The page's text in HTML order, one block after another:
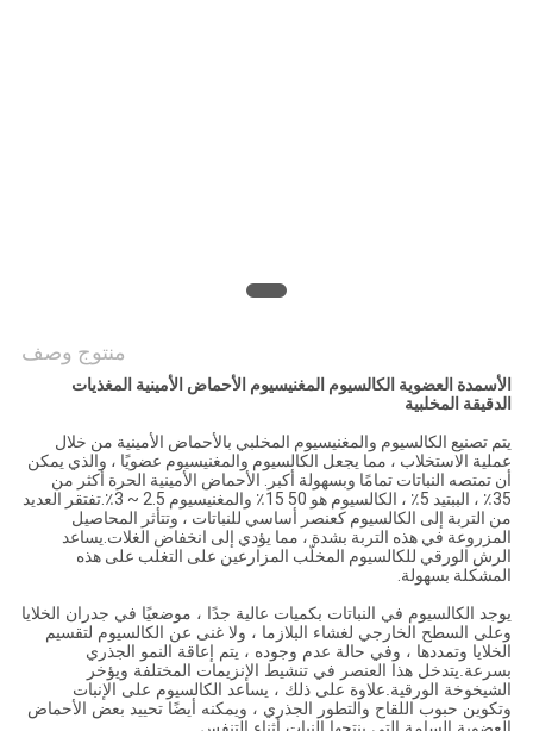
منتوج وصف
الأسمدة العضوية الكالسيوم المغنيسيوم الأحماض الأمينية المغذيات
الدقيقة المخلبية
يتم تصنيع الكالسيوم والمغنيسيوم المخلبي بالأحماض الأمينية من خلال
عملية الاستخلاب ، مما يجعل الكالسيوم والمغنيسيوم عضويًا ، والذي يمكن
أن تمتصه النباتات تمامًا وبسهولة أكبر. الأحماض الأمينية الحرة أكثر من
35٪ ، الببتيد 5٪ ، الكالسيوم هو 50 15٪ والمغنيسيوم 2.5 ~ 3٪.تفتقر العديد
من التربة إلى الكالسيوم كعنصر أساسي للنباتات ، وتتأثر المحاصيل
المزروعة في هذه التربة بشدة ، مما يؤدي إلى انخفاض الغلات.يساعد
الرش الورقي للكالسيوم المخلّب المزارعين على التغلب على هذه
المشكلة بسهولة.
يوجد الكالسيوم في النباتات بكميات عالية جدًا ، موضعيًا في جدران الخلايا
وعلى السطح الخارجي لغشاء البلازما ، ولا غنى عن الكالسيوم لتقسيم
الخلايا وتمددها ، وفي حالة عدم وجوده ، يتم إعاقة النمو الجذري
بسرعة.يتدخل هذا العنصر في تنشيط الإنزيمات المختلفة ويؤخر
الشيخوخة الورقية.علاوة على ذلك ، يساعد الكالسيوم على الإنبات
وتكوين حبوب اللقاح والتطور الجذري ، ويمكنه أيضًا تحييد بعض الأحماض